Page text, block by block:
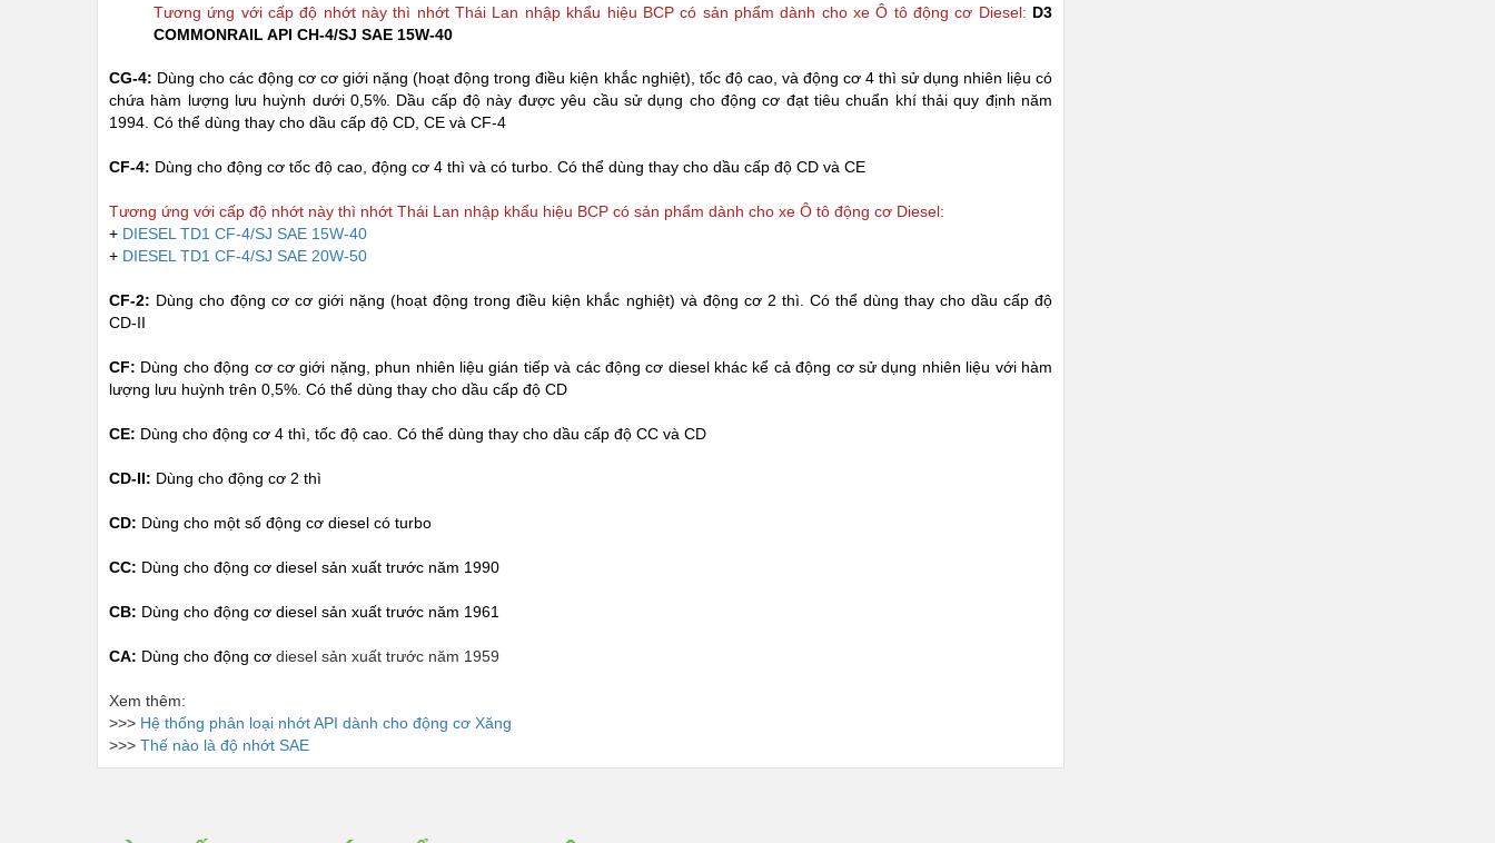
Tương ứng với cấp độ nhớt này thì nhớt Thái Lan nhập khẩu hiệu BCP có sản phẩm dành cho xe Ô tô động cơ Diesel: D3
COMMONRAIL API CH-4/SJ SAE 15W-40
CG-4: Dùng cho các động cơ cơ giới nặng (hoạt động trong điều kiện khắc nghiệt), tốc độ cao, và động cơ 4 thì sử dụng nhiên liệu có
chứa hàm lượng lưu huỳnh dưới 0,5%. Dầu cấp độ này được yêu cầu sử dụng cho động cơ đạt tiêu chuẩn khí thải quy định năm
1994. Có thể dùng thay cho dầu cấp độ CD, CE và CF-4
CF-4: Dùng cho động cơ tốc độ cao, động cơ 4 thì và có turbo. Có thể dùng thay cho dầu cấp độ CD và CE
Tương ứng với cấp độ nhớt này thì nhớt Thái Lan nhập khẩu hiệu BCP có sản phẩm dành cho xe Ô tô động cơ Diesel:
+ DIESEL TD1 CF-4/SJ SAE 15W-40
+ DIESEL TD1 CF-4/SJ SAE 20W-50
CF-2: Dùng cho động cơ cơ giới nặng (hoạt động trong điều kiện khắc nghiệt) và động cơ 2 thì. Có thể dùng thay cho dầu cấp độ
CD-II
CF: Dùng cho động cơ cơ giới nặng, phun nhiên liệu gián tiếp và các động cơ diesel khác kể cả động cơ sử dụng nhiên liệu với hàm
lượng lưu huỳnh trên 0,5%. Có thể dùng thay cho dầu cấp độ CD
CE: Dùng cho động cơ 4 thì, tốc độ cao. Có thể dùng thay cho dầu cấp độ CC và CD
CD-II: Dùng cho động cơ 2 thì
CD: Dùng cho một số động cơ diesel có turbo
CC: Dùng cho động cơ diesel sản xuất trước năm 1990
CB: Dùng cho động cơ diesel sản xuất trước năm 1961
CA: Dùng cho động cơ diesel sản xuất trước năm 1959
Xem thêm:
>>> Hệ thống phân loại nhớt API dành cho động cơ Xăng
>>> Thế nào là độ nhớt SAE